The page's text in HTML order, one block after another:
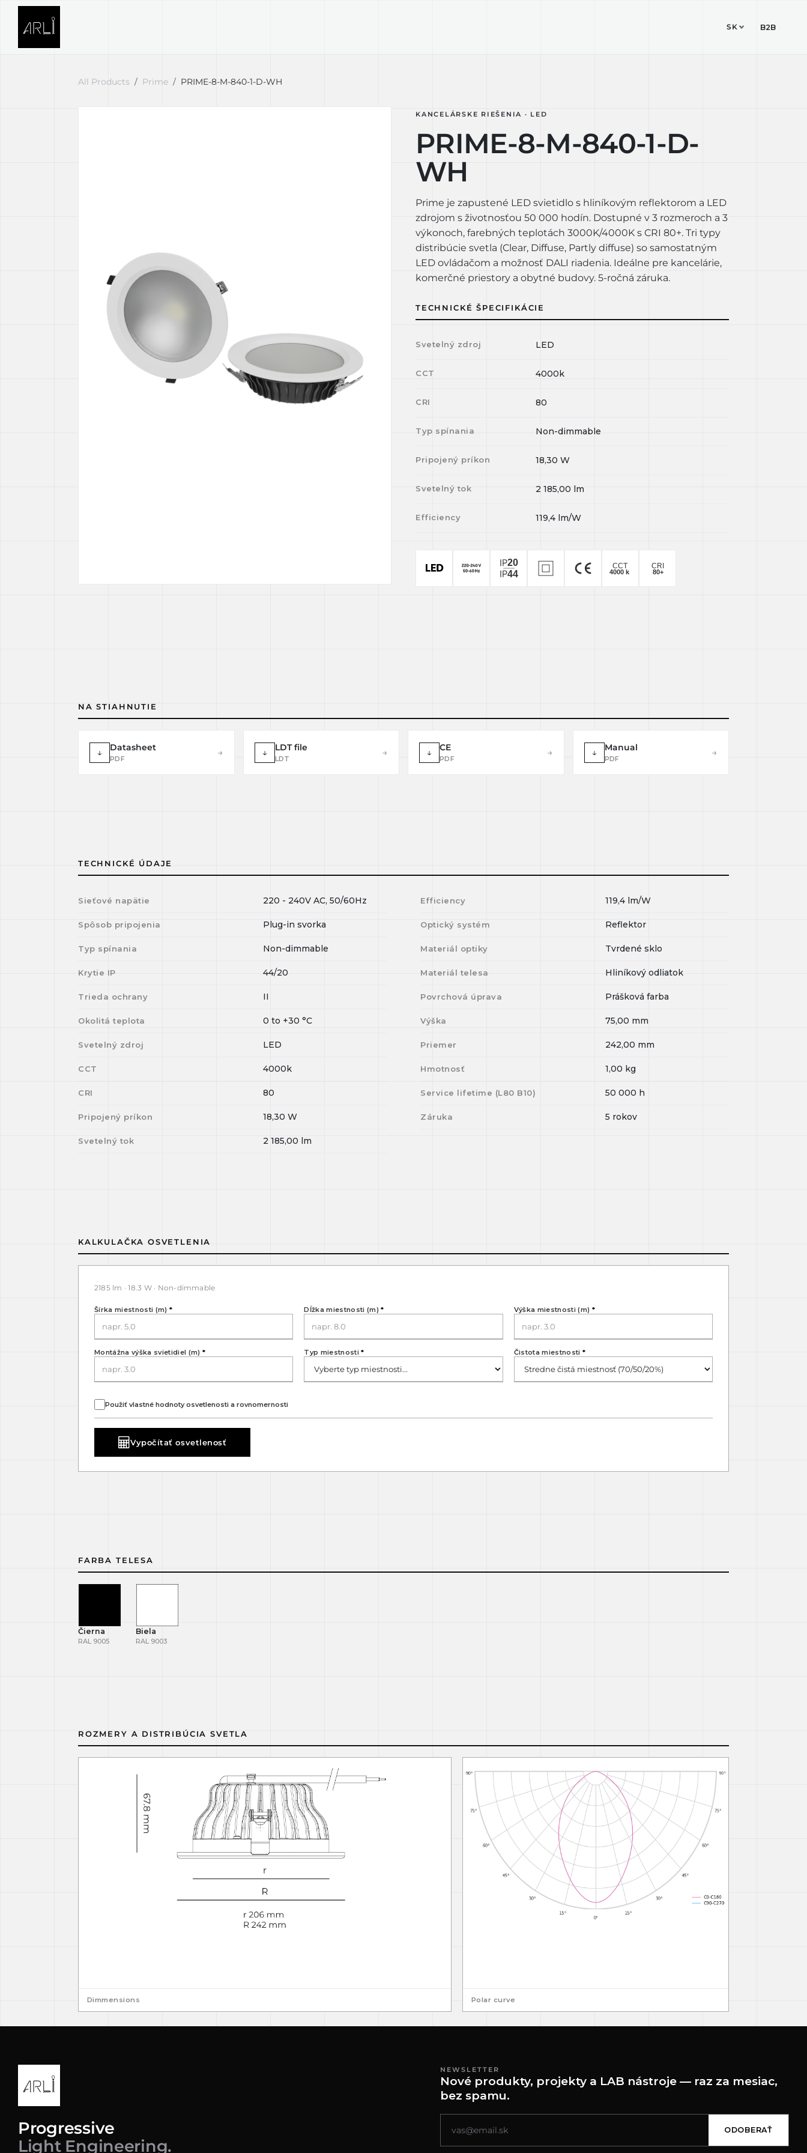
Skip to Content
SK B2B
All Products Prime PRIME-8-M-840-1-D-WH
KANCELÁRSKE RIEŠENIA · LED
PRIME-8-M-840-1-D-
WH
Prime je zapustené LED svietidlo s hliníkovým reflektorom a LED
zdrojom s životnosťou 50 000 hodín. Dostupné v 3 rozmeroch a 3
výkonoch, farebných teplotách 3000K/4000K s CRI 80+. Tri typy
distribúcie svetla (Clear, Diffuse, Partly diffuse) so samostatným
LED ovládačom a možnosť DALI riadenia. Ideálne pre kancelárie,
komerčné priestory a obytné budovy. 5-ročná záruka.
TECHNICKÉ ŠPECIFIKÁCIE
Svetelný zdroj LED
CCT 4000k
CRI 80
Typ spínania Non-dimmable
Pripojený príkon 18,30 W
Svetelný tok 2 185,00 lm
Efficiency 119,4 lm/W
NA STIAHNUTIE
↓ Datasheet
PDF
→ ↓ LDT file
LDT
→ ↓ CE
PDF
→ ↓ Manual
PDF
→
TECHNICKÉ ÚDAJE
Sieťové napätie 220 - 240V AC, 50/60Hz
Spôsob pripojenia Plug-in svorka
Typ spínania Non-dimmable
Krytie IP 44/20
Trieda ochrany II
Okolitá teplota 0 to +30 °C
Svetelný zdroj LED
CCT 4000k
CRI 80
Pripojený príkon 18,30 W
Svetelný tok 2 185,00 lm
Efficiency 119,4 lm/W
Optický systém Reflektor
Materiál optiky Tvrdené sklo
Materiál telesa Hliníkový odliatok
Povrchová úprava Prášková farba
Výška 75,00 mm
Priemer 242,00 mm
Hmotnosť 1,00 kg
Service lifetime (L80 B10) 50 000 h
Záruka 5 rokov
KALKULAČKA OSVETLENIA
2185 lm · 18.3 W · Non-dimmable
Šírka miestnosti (m) * Dĺžka miestnosti (m)* Výška miestnosti (m) *
Montážna výška svietidiel (m) * Typ miestnosti*
Použiť vlastné hodnoty osvetlenosti a rovnomernosti
Čistota miestnosti *
Vypočítať osvetlenosť
FARBA TELESA
Čierna
RAL 9005
Biela
RAL 9003
ROZMERY A DISTRIBÚCIA SVETLA
Dimmensions Polar curve
Progressive
Light Engineering.
NEWSLETTER
Nové produkty, projekty a LAB nástroje — raz za mesiac,
bez spamu.
ODOBERAŤ